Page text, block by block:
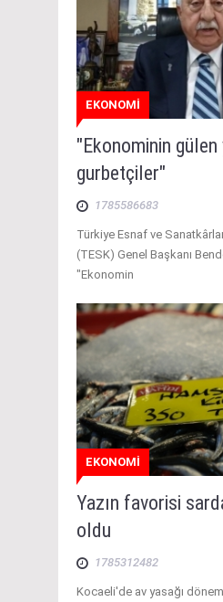
EKONOMİ
"Ekonominin gülen
gurbetçiler"
1785586683
Türkiye Esnaf ve
(TESK) Genel Başkanı
"Ekonomin
EKONOMİ
Yazın favorisi
oldu
1785312482
Kocaeli'de av yasağı